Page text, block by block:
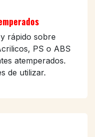
rápido sobre
PS o ABS
atemperados.
de utilizar.